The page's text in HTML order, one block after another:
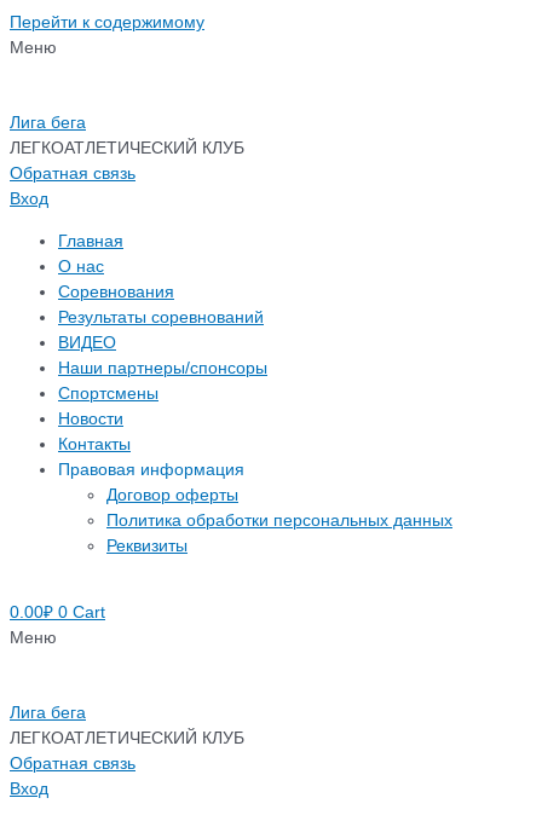
Перейти к содержимому
Меню
Лига бега
ЛЕГКОАТЛЕТИЧЕСКИЙ КЛУБ
Обратная связь
Вход
Главная
О нас
Соревнования
Результаты соревнований
ВИДЕО
Наши партнеры/спонсоры
Спортсмены
Новости
Контакты
Правовая информация
Договор оферты
Политика обработки персональных данных
Реквизиты
0.00₽ 0 Cart
Меню
Лига бега
ЛЕГКОАТЛЕТИЧЕСКИЙ КЛУБ
Обратная связь
Вход